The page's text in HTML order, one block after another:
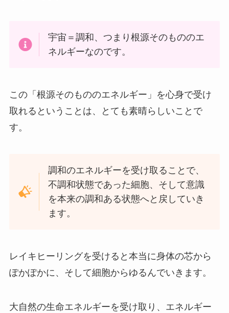
宇宙＝調和、つまり根源そのもののエ
ネルギーなのです。
この「根源そのもののエネルギー」を心身で受け
取れるということは、とても素晴らしいことで
す。
調和のエネルギーを受け取ることで、
不調和状態であった細胞、そして意識
を本来の調和ある状態へと戻していき
ます。
レイキヒーリングを受けると本当に身体の芯から
ぽかぽかに、そして細胞からゆるんでいきます。
大自然の生命エネルギーを受け取り、エネルギー